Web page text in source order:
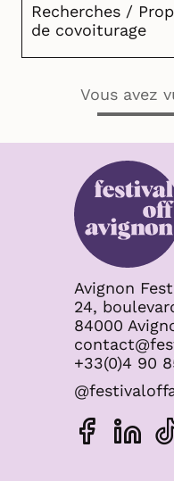
Recherches /
de covoiturage
Vous avez
Avignon
24,
84000
+33(0)4 90